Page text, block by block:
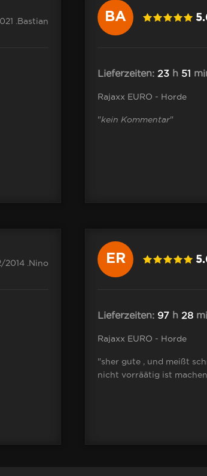
.Bastian BA
Lieferzeiten: 23 h 51
Rajaxx EURO - Horde
"kein Kommentar"
2014 .Nino ER
Lieferzeiten: 97 h 28
Rajaxx EURO - Horde
"sher gute , und meißt
nicht vorräätig ist